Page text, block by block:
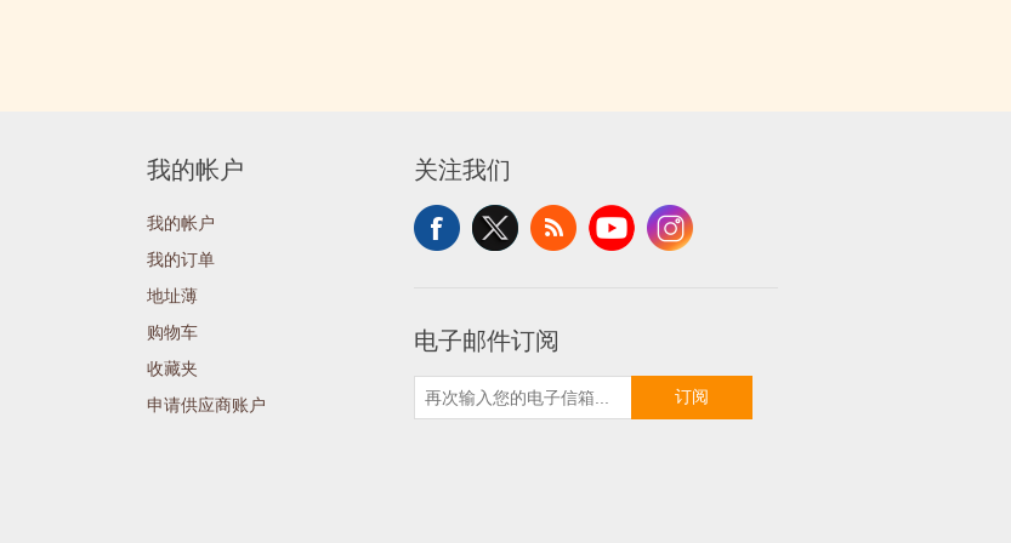
我的帐户
我的帐户
我的订单
地址薄
购物车
收藏夹
申请供应商账户
关注我们
电子邮件订阅
订阅